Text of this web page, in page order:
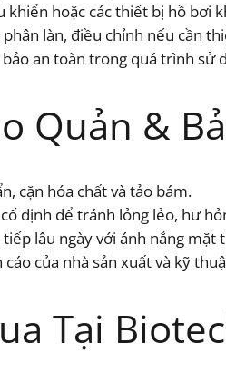
hoặc các thiết bị hồ bơi
làn, điều chỉnh nếu cần
an toàn trong quá trình sử
Quản &
cặn hóa chất và tảo bám.
định để tránh lỏng lẻo, hư
lâu ngày với ánh nắng mặt
của nhà sản xuất và kỹ
Tại